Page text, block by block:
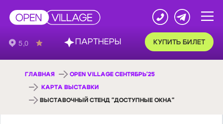
КУПИТЬ БИЛЕТ
ГЛАВНАЯ OPEN VILLAGE СЕНТЯБРЬ'25
КАРТА ВЫСТАВКИ
ВЫСТАВОЧНЫЙ СТЕНД "ДОСТУПНЫЕ ОКНА"